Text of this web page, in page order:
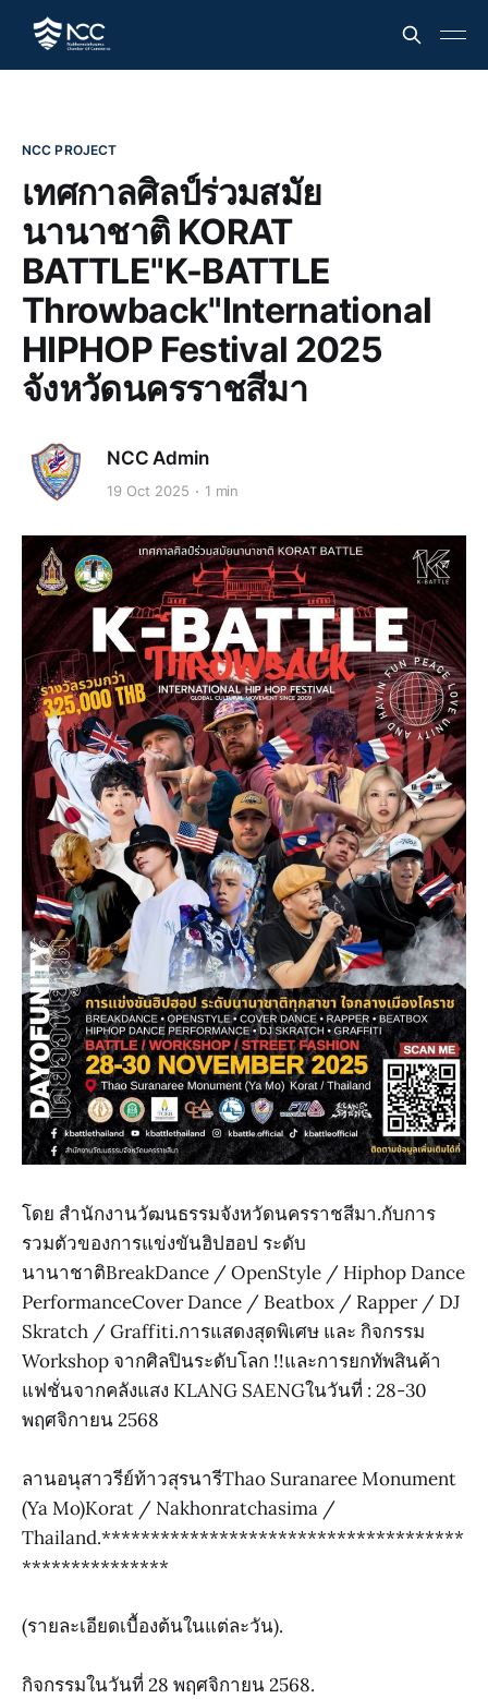
NCC PROJECT
เทศกาลศิลป์ร่วมสมัย
นานาชาติ KORAT
BATTLE"K-BATTLE
Throwback"International
HIPHOP Festival 2025
จังหวัดนครราชสีมา
NCC Admin
19 Oct 2025 1 min
โดย สำนักงานวัฒนธรรมจังหวัดนครราชสีมา.กับการ
รวมตัวของการแข่งขันฮิปฮอป ระดับ
นานาชาติBreakDance / OpenStyle / Hiphop Dance
PerformanceCover Dance / Beatbox / Rapper / DJ
Skratch / Graffiti.การแสดงสุดพิเศษ และ กิจกรรม
Workshop จากศิลปินระดับโลก !!และการยกทัพสินค้า
แฟชั่นจากคลังแสง KLANG SAENGในวันที่ : 28-30
พฤศจิกายน 2568
ลานอนุสาวรีย์ท้าวสุรนารีThao Suranaree Monument
(Ya Mo)Korat / Nakhonratchasima /
Thailand.*************************************
***************
(รายละเอียดเบื้องต้นในแต่ละวัน).
กิจกรรมในวันที่ 28 พฤศจิกายน 2568.